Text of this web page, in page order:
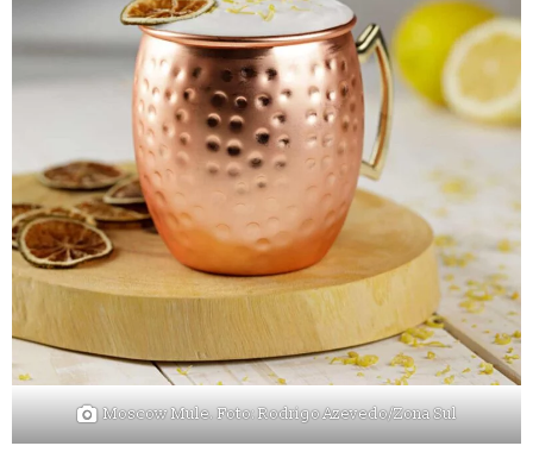
Moscow Mule. Foto: Rodrigo Azevedo/Zona Sul